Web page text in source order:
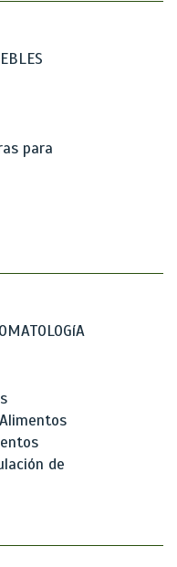
para
de